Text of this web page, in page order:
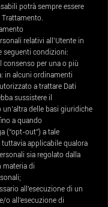
potrà sempre essere
relativi all’Utente in
seguenti condizioni:
consenso per una o più
in alcuni ordinamenti
a trattare Dati
sussistere il
un’altra delle basi giuridiche
a quando
(“opt-out”) a tale
applicabile qualora
sia regolato dalla
materia di
all'esecuzione di un
o all'esecuzione di